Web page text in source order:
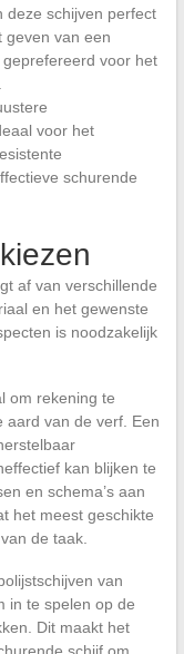
deze schijven perfect
geven van een
voor het
voor het
schurende
af van verschillende
en het gewenste
is noodzakelijk
om rekening te
aard van de verf. Een
kan blijken te
en schema’s aan
het meest geschikte
de taak.
van
in te spelen op de
Dit maakt het